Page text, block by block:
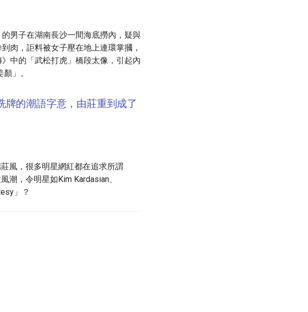
男子在湖南長沙一間海底撈內，疑與
肉，詎料被女子壓在地上連環掌摑，
中的「武松打虎」橋段太像，引起內
」。
牌的潮語字意，由莊重到成了
風，很多明星網紅都在追求所謂
潮，令明星如Kim Kardasian、
」？